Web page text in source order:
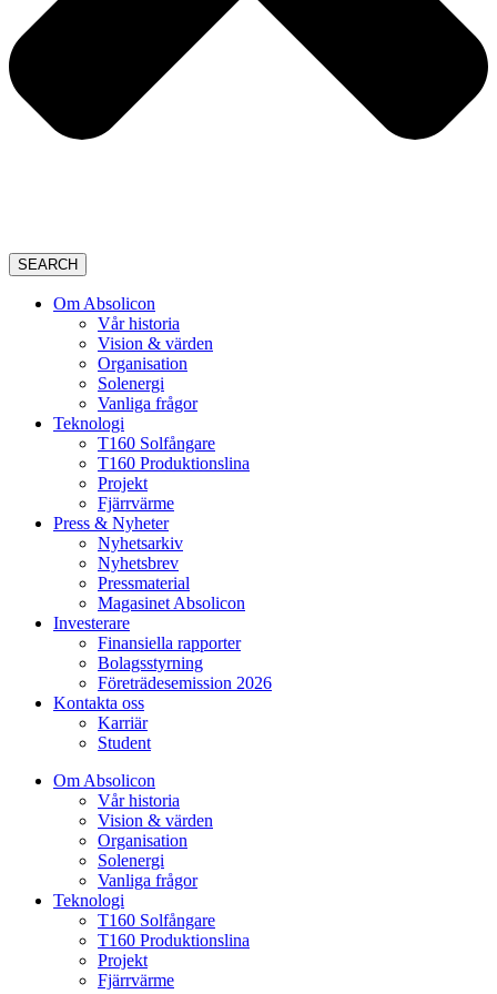
SEARCH
Om Absolicon
Vår historia
Vision & värden
Organisation
Solenergi
Vanliga frågor
Teknologi
T160 Solfångare
T160 Produktionslina
Projekt
Fjärrvärme
Press & Nyheter
Nyhetsarkiv
Nyhetsbrev
Pressmaterial
Magasinet Absolicon
Investerare
Finansiella rapporter
Bolagsstyrning
Företrädesemission 2026
Kontakta oss
Karriär
Student
Om Absolicon
Vår historia
Vision & värden
Organisation
Solenergi
Vanliga frågor
Teknologi
T160 Solfångare
T160 Produktionslina
Projekt
Fjärrvärme